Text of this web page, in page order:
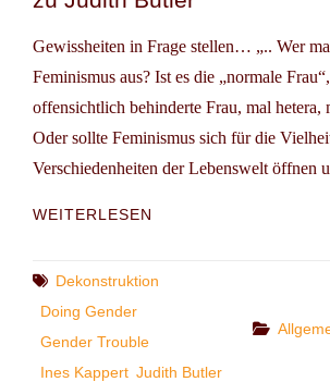
Gewissheiten in Frage stellen… „.. Wer
Feminismus aus? Ist es die „normale
offensichtlich behinderte Frau, mal hetera,
Oder sollte Feminismus sich für die
Verschiedenheiten der Lebenswelt öffnen
WEITERLESEN
–
JUDITH
Tags
Dekonstruktion
Doing Gender
Gender Trouble
Ines Kappert Judith Butler